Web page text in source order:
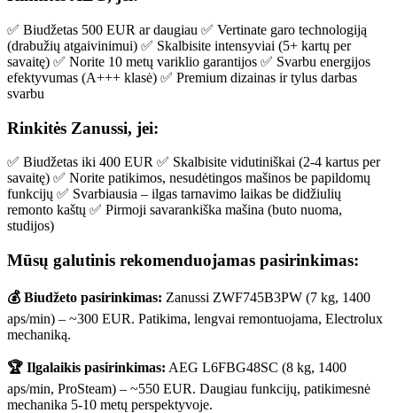
✅ Biudžetas 500 EUR ar daugiau ✅ Vertinate garo technologiją
(drabužių atgaivinimui) ✅ Skalbisite intensyviai (5+ kartų per
savaitę) ✅ Norite 10 metų variklio garantijos ✅ Svarbu energijos
efektyvumas (A+++ klasė) ✅ Premium dizainas ir tylus darbas
svarbu
Rinkitės Zanussi, jei:
✅ Biudžetas iki 400 EUR ✅ Skalbisite vidutiniškai (2-4 kartus per
savaitę) ✅ Norite patikimos, nesudėtingos mašinos be papildomų
funkcijų ✅ Svarbiausia – ilgas tarnavimo laikas be didžiulių
remonto kaštų ✅ Pirmoji savarankiška mašina (buto nuoma,
studijos)
Mūsų galutinis rekomenduojamas pasirinkimas:
💰 Biudžeto pasirinkimas: Zanussi ZWF745B3PW (7 kg, 1400
aps/min) – ~300 EUR. Patikima, lengvai remontuojama, Electrolux
mechaniką.
🏆 Ilgalaikis pasirinkimas: AEG L6FBG48SC (8 kg, 1400
aps/min, ProSteam) – ~550 EUR. Daugiau funkcijų, patikimesnė
mechanika 5-10 metų perspektyvoje.